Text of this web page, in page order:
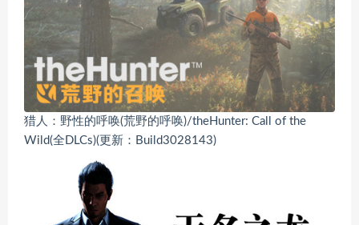
猎人：野性的呼唤(荒野的呼唤)/theHunter: Call of the
Wild(全DLCs)(更新：Build3028143)